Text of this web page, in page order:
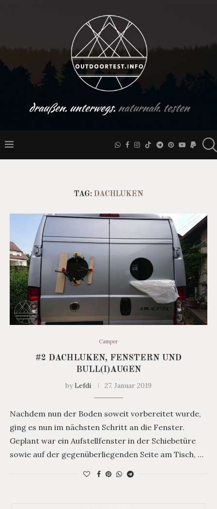
draußen. unterwegs.naturnah. testen
TAG: DACHLUKEN
Camper
#2 DACHLUKEN, FENSTERN UND
BULL(I)AUGEN
byLefdi 27. Januar 2019
Nachdem nun der Boden soweit vorbereitet wurde,
ging es nun im nächsten Schritt an die Fenster.
Geplant war ein Aufstellfenster in der Schiebetüre
sowie auf der gegenüberliegenden Seite am Tisch, …